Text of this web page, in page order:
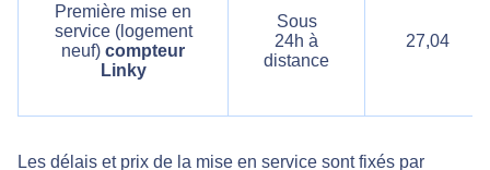
Première mise en
service (logement
neuf) compteur
Linky
Sous
24h à
distance
27,04
Les délais et prix de la mise en service sont fixés par